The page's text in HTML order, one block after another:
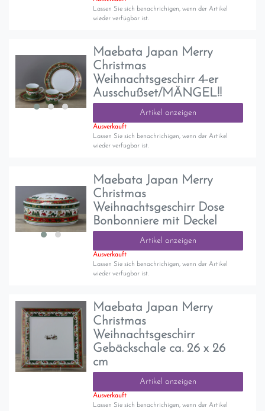
Lassen Sie sich benachrichigen, wenn der Artikel
wieder verfügbar ist.
Maebata Japan Merry
Christmas
Weihnachtsgeschirr 4-er
Ausschußset/MÄNGEL!!
Artikel anzeigen
Ausverkauft
Lassen Sie sich benachrichigen, wenn der Artikel
wieder verfügbar ist.
Maebata Japan Merry
Christmas
Weihnachtsgeschirr Dose
Bonbonniere mit Deckel
Artikel anzeigen
Ausverkauft
Lassen Sie sich benachrichigen, wenn der Artikel
wieder verfügbar ist.
Maebata Japan Merry
Christmas
Weihnachtsgeschirr
Gebäckschale ca. 26 x 26
cm
Artikel anzeigen
Ausverkauft
Lassen Sie sich benachrichigen, wenn der Artikel